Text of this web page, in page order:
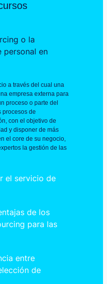
o la
personal en
a través del cual una
empresa externa para
proceso o parte del
procesos de
con el objetivo de
y disponer de más
el core de su negocio,
la gestión de las
el servicio de
de los
para las
entre
de